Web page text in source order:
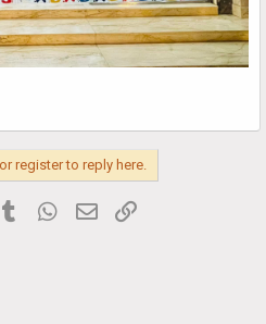
register to reply here.
Tumblr WhatsApp
Email